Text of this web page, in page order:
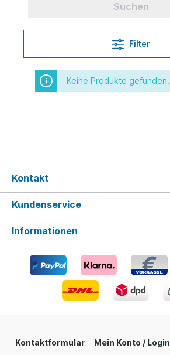
Suchen
Filter
Keine Produkte gefunden.
Kontakt
Kundenservice
Informationen
Kontaktformular Mein Konto / Login